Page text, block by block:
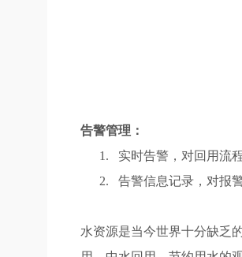
告警管理：
1.
实时告警，对回用流
2.
告警信息记录，对报
水资源是当今世界十分缺乏